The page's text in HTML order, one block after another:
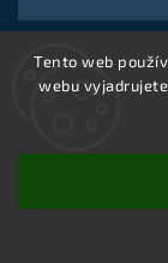
Tento web
webu